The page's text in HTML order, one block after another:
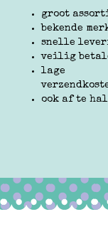
groot
bekende
snelle
veilig
lage
ook af te